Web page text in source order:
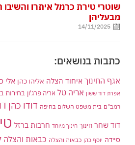
שוטרי טירת כרמל איתרו והשיבו
מבעליהן
14/11/2025
כתבות בנושאים:
אגף החינוך איחוד הצלה אליהו כהן אלי
אפרת דוד ששון אריה טל אריה פרג'ון בחירות
רמב"ם בית משפט השלום בחיפה דודו כהן
דוד שחר חינוך חינוך מיוחד חרבות ברזל
סיידה יוסף כהן כבאות והצלה כבאות והצלה